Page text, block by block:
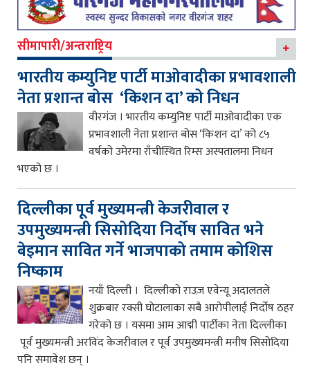
सीमापारी/अन्तराष्ट्रिय
भारतीय कम्युनिष्ट पार्टी माओवादीका प्रभावशाली
नेता प्रशान्त बोस ‘किशन दा’ को निधन
वीरगंज । भारतीय कम्युनिष्ट पार्टी माओवादीका एक
प्रभावशाली नेता प्रशान्त बोस ‘किशन दा’ को ८५
वर्षको उमेरमा राँचीस्थित रिम्स अस्पतालमा निधन
भएको छ ।
दिल्लीका पूर्व मुख्यमन्त्री केजरीवाल र
उपमुख्यमन्त्री सिसोदिया निर्दोष सावित भने
बेइमान सावित गर्ने भाजपाको तमाम कोशिस
निष्काम
नयाँ दिल्ली । दिल्लीको राउज़ एवेन्यू अदालतले
शुक्रबार रक्सी घोटालाका सबै आरोपीलाई निर्दोष ठहर
गरेको छ । यसमा आम आद्मी पार्टीका नेता दिल्लीका
पूर्व मुख्यमन्त्री अरविंद केजरीवाल र पूर्व उपमुख्यमन्त्री मनीष सिसोदिया
पनि समावेश छन् ।